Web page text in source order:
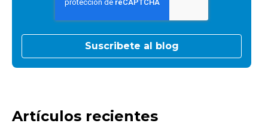
Artículos recientes